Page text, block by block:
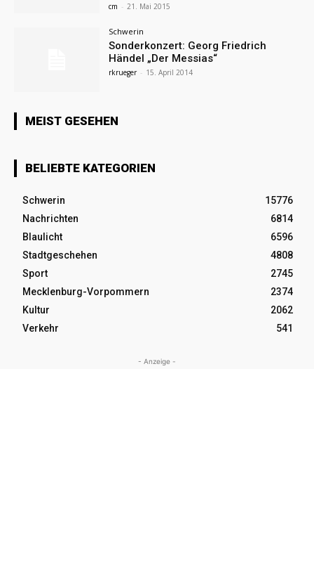
cm - 21. Mai 2015
Schwerin
Sonderkonzert: Georg Friedrich
Händel „Der Messias“
rkrueger - 15. April 2014
MEIST GESEHEN
BELIEBTE KATEGORIEN
Schwerin
15776
Nachrichten
6814
Blaulicht
6596
Stadtgeschehen
4808
Sport
2745
Mecklenburg-Vorpommern
2374
Kultur
2062
Verkehr
541
- Anzeige -